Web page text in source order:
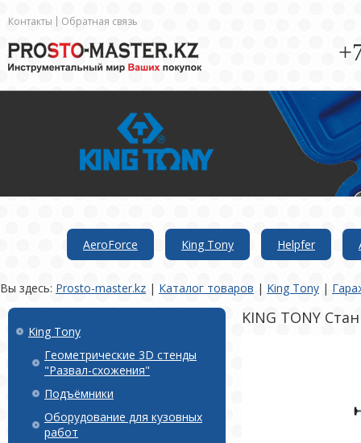
Контакты Обратная связь
AeroForce King Tony Helpfer
Вы здесь: Prosto-master.kz | Каталог товаров | King Tony |
King Tony
Геометрические 3D стенды
"Развал-схожения"
Подъёмники
Оборудование для кузовных
работ
KING TONY